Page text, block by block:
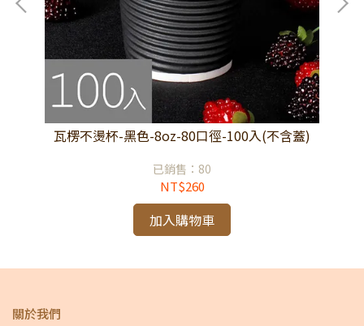
瓦楞不燙杯-黑色-8oz-80口徑-100入(不含蓋)
已銷售：80
NT$260
加入購物車
關於我們